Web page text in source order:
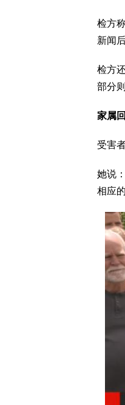
检方
新闻
检方
部分
家属
受害
她说
相应